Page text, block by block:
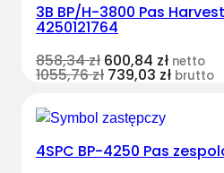
3B BP/H-3800 Pas
4250121764
858,34zł 600,84 zł netto
1055,76zł 739,03 zł brutto
4SPC BP-4250 Pas